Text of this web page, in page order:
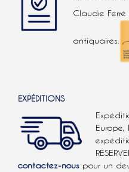
Claudie
antiquaires.
EXPÉDITIONS
Europe,
contactez-nous pour un